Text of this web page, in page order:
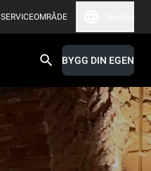
SERVICEOMRÅDE
BYGG DIN EGEN